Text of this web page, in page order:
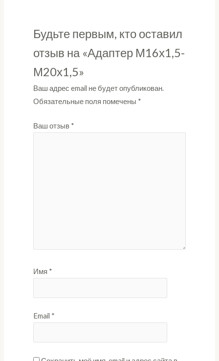
Будьте первым, кто оставил
отзыв на «Адаптер М16х1,5-
М20х1,5»
Ваш адрес email не будет опубликован.
Обязательные поля помечены *
Ваш отзыв *
Имя *
Email *